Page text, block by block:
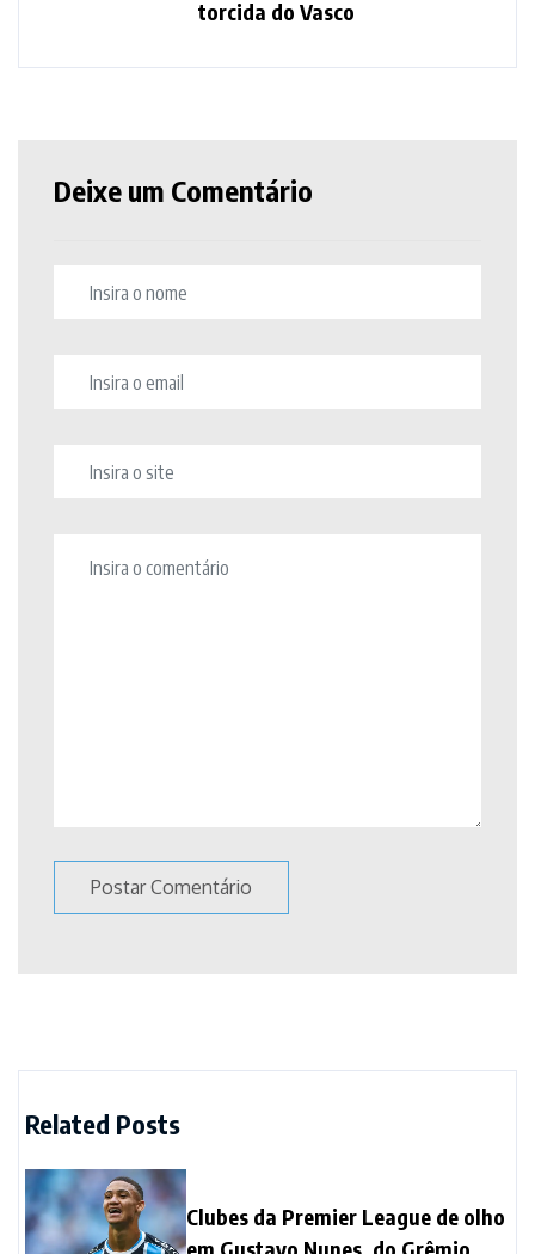
torcida do Vasco
Deixe um Comentário
Related Posts
Clubes da Premier League de olho